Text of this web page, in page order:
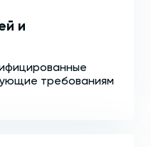
и
требованиям